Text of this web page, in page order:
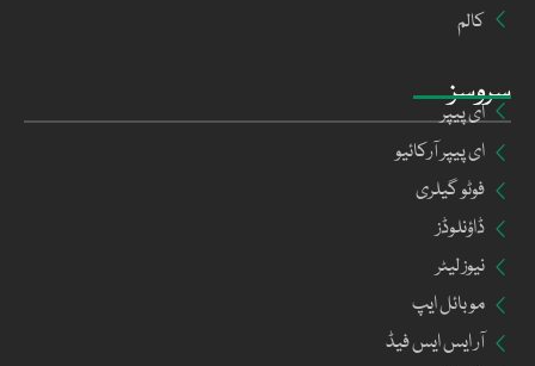
سروسز
ای پیپر
ای پیپر آرکائیو
فوٹو گیلری
ڈاؤنلوڈز
نیوز لیٹر
موبائل ایپ
آر ایس ایس فیڈ
کالم